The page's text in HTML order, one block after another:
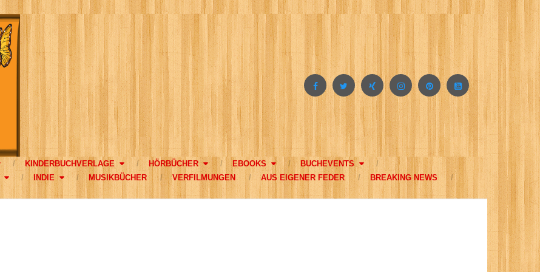
KINDERBUCHVERLAGE HÖRBÜCHER EBOOKS
BUCHEVENTS
INDIE MUSIKBÜCHER VERFILMUNGEN AUS EIGENER FEDER
BREAKING NEWS